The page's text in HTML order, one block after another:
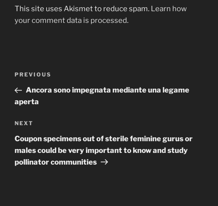
This site uses Akismet to reduce spam. Learn how
your comment data is processed.
Previous
Post
PREVIOUS
Ancora sono impegnata mediante una legame
aperta
Next
Post
NEXT
Coupon specimens out of sterile feminine gurus or
males could be very important to know and study
pollinator communities